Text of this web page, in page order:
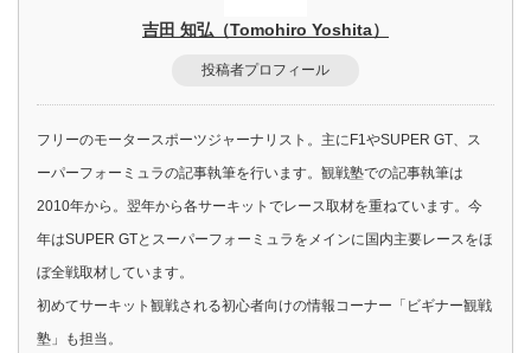
吉田 知弘（Tomohiro Yoshita）
投稿者プロフィール
フリーのモータースポーツジャーナリスト。主にF1やSUPER GT、ス
ーパーフォーミュラの記事執筆を行います。観戦塾での記事執筆は
2010年から。翌年から各サーキットでレース取材を重ねています。今
年はSUPER GTとスーパーフォーミュラをメインに国内主要レースをほ
ぼ全戦取材しています。
初めてサーキット観戦される初心者向けの情報コーナー「ビギナー観戦
塾」も担当。